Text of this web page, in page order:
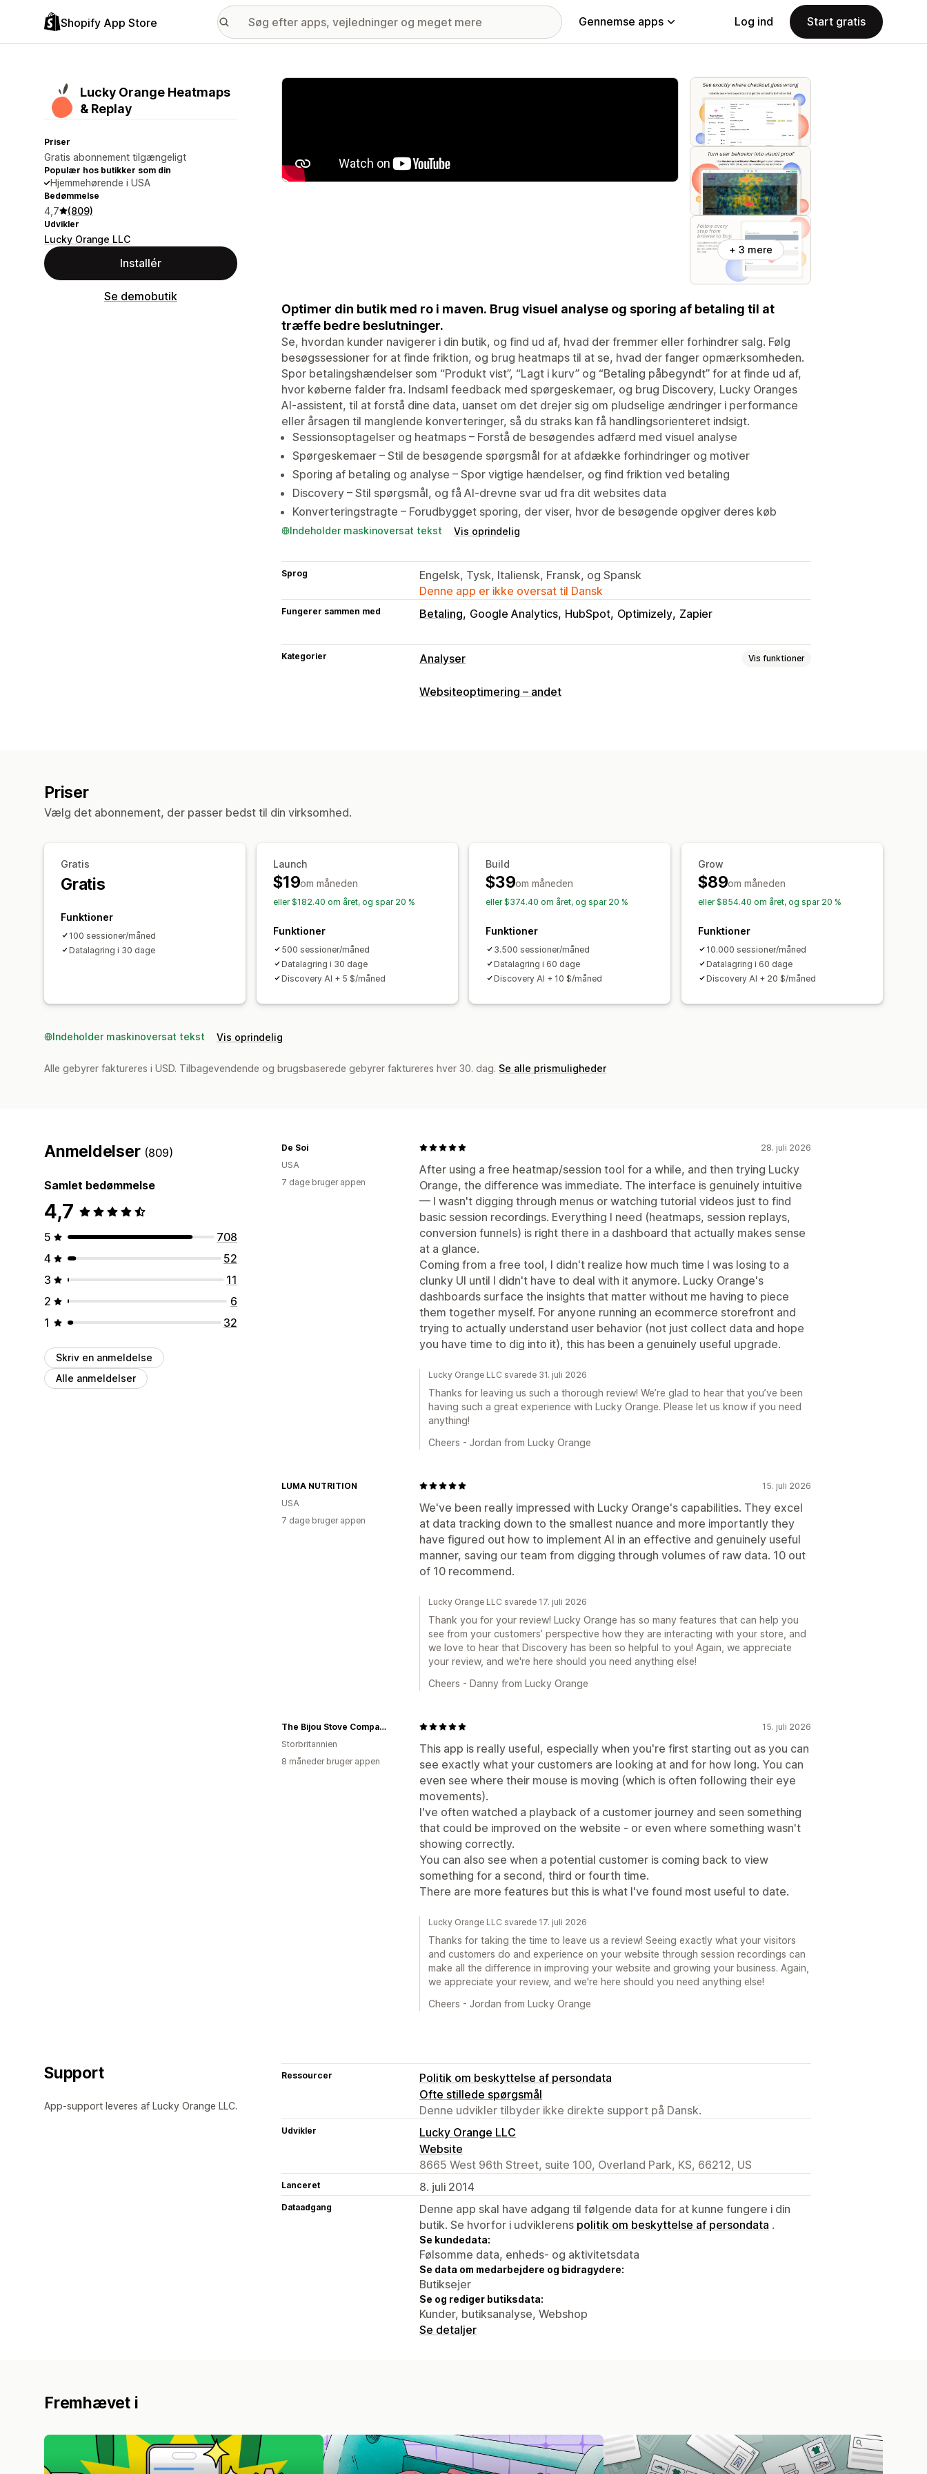
Shopify App Store Gennemse apps Log ind Start gratis
Lucky Orange Heatmaps
& Replay
Priser
Gratis abonnement tilgængeligt
Populær hos butikker som din
Hjemmehørende i USA
Bedømmelse
4,7 (809)
Udvikler
Lucky Orange LLC
Installér
Se demobutik
Galleri med udvalgte billeder
+ 3 mere
Optimer din butik med ro i maven. Brug visuel analyse og sporing af betaling til at
træffe bedre beslutninger.
Se, hvordan kunder navigerer i din butik, og find ud af, hvad der fremmer eller forhindrer salg. Følg
besøgssessioner for at finde friktion, og brug heatmaps til at se, hvad der fanger opmærksomheden.
Spor betalingshændelser som “Produkt vist”, “Lagt i kurv” og “Betaling påbegyndt” for at finde ud af,
hvor køberne falder fra. Indsaml feedback med spørgeskemaer, og brug Discovery, Lucky Oranges
AI-assistent, til at forstå dine data, uanset om det drejer sig om pludselige ændringer i performance
eller årsagen til manglende konverteringer, så du straks kan få handlingsorienteret indsigt.
Sessionsoptagelser og heatmaps – Forstå de besøgendes adfærd med visuel analyse
Spørgeskemaer – Stil de besøgende spørgsmål for at afdække forhindringer og motiver
Sporing af betaling og analyse – Spor vigtige hændelser, og find friktion ved betaling
Discovery – Stil spørgsmål, og få AI-drevne svar ud fra dit websites data
Konverteringstragte – Forudbygget sporing, der viser, hvor de besøgende opgiver deres køb
Indeholder maskinoversat tekst Vis oprindelig
Sprog
Engelsk, Tysk, Italiensk, Fransk, og Spansk
Denne app er ikke oversat til Dansk
Fungerer sammen med Betaling Google Analytics HubSpot Optimizely Zapier
Kategorier Analyser Vis funktioner
Kundeadfærd
Kontrolpanel med analyser
Tilpassede kontrolpaneler
Historisk analyse
Websiteoptimering – andet
Priser
Vælg det abonnement, der passer bedst til din virksomhed.
Gratis
Gratis
Funktioner
100 sessioner/måned
Datalagring i 30 dage
Launch
$19om måneden
eller $182.40 om året, og spar 20 %
Funktioner
500 sessioner/måned
Datalagring i 30 dage
Discovery AI + 5 $/måned
Build
$39om måneden
eller $374.40 om året, og spar 20 %
Funktioner
3.500 sessioner/måned
Datalagring i 60 dage
Discovery AI + 10 $/måned
Grow
$89om måneden
eller $854.40 om året, og spar 20 %
Funktioner
10.000 sessioner/måned
Datalagring i 60 dage
Discovery AI + 20 $/måned
Indeholder maskinoversat tekst Vis oprindelig
Alle gebyrer faktureres i USD. Tilbagevendende og brugsbaserede gebyrer faktureres hver 30. dag. Se alle prismuligheder
Anmeldelser (809)
Samlet bedømmelse
4,7
5
708
4
52
3
11
2
6
1
32
Skriv en anmeldelse
Alle anmeldelser
28. juli 2026
After using a free heatmap/session tool for a while, and then trying Lucky
Orange, the difference was immediate. The interface is genuinely intuitive
— I wasn't digging through menus or watching tutorial videos just to find
basic session recordings. Everything I need (heatmaps, session replays,
conversion funnels) is right there in a dashboard that actually makes sense
at a glance.
Coming from a free tool, I didn't realize how much time I was losing to a
clunky UI until I didn't have to deal with it anymore. Lucky Orange's
dashboards surface the insights that matter without me having to piece
them together myself. For anyone running an ecommerce storefront and
trying to actually understand user behavior (not just collect data and hope
you have time to dig into it), this has been a genuinely useful upgrade.
De Soi
USA
7 dage bruger appen
Lucky Orange LLC svarede 31. juli 2026
Thanks for leaving us such a thorough review! We’re glad to hear that you’ve been
having such a great experience with Lucky Orange. Please let us know if you need
anything!
Cheers - Jordan from Lucky Orange
15. juli 2026
We've been really impressed with Lucky Orange's capabilities. They excel
at data tracking down to the smallest nuance and more importantly they
have figured out how to implement AI in an effective and genuinely useful
manner, saving our team from digging through volumes of raw data. 10 out
of 10 recommend.
LUMA NUTRITION
USA
7 dage bruger appen
Lucky Orange LLC svarede 17. juli 2026
Thank you for your review! Lucky Orange has so many features that can help you
see from your customers’ perspective how they are interacting with your store, and
we love to hear that Discovery has been so helpful to you! Again, we appreciate
your review, and we're here should you need anything else!
Cheers - Danny from Lucky Orange
15. juli 2026
This app is really useful, especially when you're first starting out as you can
see exactly what your customers are looking at and for how long. You can
even see where their mouse is moving (which is often following their eye
movements).
I've often watched a playback of a customer journey and seen something
that could be improved on the website - or even where something wasn't
showing correctly.
You can also see when a potential customer is coming back to view
something for a second, third or fourth time.
There are more features but this is what I've found most useful to date.
The Bijou Stove Company
Storbritannien
8 måneder bruger appen
Lucky Orange LLC svarede 17. juli 2026
Thanks for taking the time to leave us a review! Seeing exactly what your visitors
and customers do and experience on your website through session recordings can
make all the difference in improving your website and growing your business. Again,
we appreciate your review, and we're here should you need anything else!
Cheers - Jordan from Lucky Orange
Support
App-support leveres af Lucky Orange LLC.
Ressourcer
Politik om beskyttelse af persondata
Ofte stillede spørgsmål
Denne udvikler tilbyder ikke direkte support på Dansk.
Udvikler
Lucky Orange LLC
Website
8665 West 96th Street, suite 100, Overland Park, KS, 66212, US
Lanceret 8. juli 2014
Dataadgang
Denne app skal have adgang til følgende data for at kunne fungere i din
butik. Se hvorfor i udviklerens politik om beskyttelse af persondata .
Se kundedata:
Følsomme data, enheds- og aktivitetsdata
Se data om medarbejdere og bidragydere:
Butiksejer
Se og rediger butiksdata:
Kunder, butiksanalyse, Webshop
Se detaljer
Fremhævet i